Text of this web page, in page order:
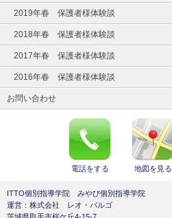
2019年春 保護者様体験談
2018年春 保護者様体験談
2017年春 保護者様体験談
2016年春 保護者様体験談
お問い合わせ
電話をする 地図を見る
ITTO個別指導学院 みやび個別指導学院
運営：株式会社 レオ・バルゴ
茨城県取手市桜ケ丘4-15-7